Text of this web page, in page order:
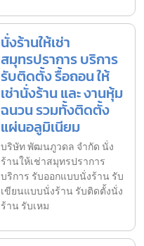
นั่งร้านให้เช่า
สมุทรปราการ บริการ
รับติดตั้ง รื้อถอน ให้
เช่านั่งร้าน และ งานหุ้ม
ฉนวน รวมทั้งติดตั้ง
แผ่นอลูมิเนียม
บริษัท พัฒนภูวดล จำกัด นั่ง
ร้านให้เช่าสมุทรปราการ
บริการ รับออกแบบนั่งร้าน รับ
เขียนแบบนั่งร้าน รับติดตั้งนั่ง
ร้าน รับเหม